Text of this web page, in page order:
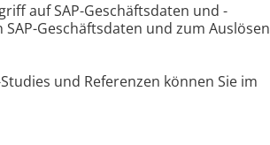
auf SAP-Geschäftsdaten und -
Geschäftsdaten und zum Auslösen
und Referenzen können Sie im